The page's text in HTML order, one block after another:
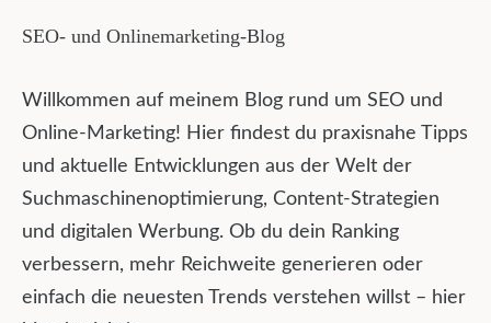
SEO- und Onlinemarketing-Blog
Willkommen auf meinem Blog rund um SEO und
Online-Marketing! Hier findest du praxisnahe Tipps
und aktuelle Entwicklungen aus der Welt der
Suchmaschinenoptimierung, Content-Strategien
und digitalen Werbung. Ob du dein Ranking
verbessern, mehr Reichweite generieren oder
einfach die neuesten Trends verstehen willst – hier